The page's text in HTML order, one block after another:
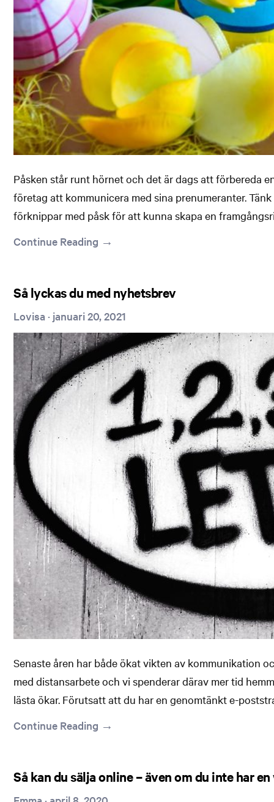
Påsken står runt hörnet och det är dags att förbereda
företag att kommunicera med sina prenumeranter.
förknippar med påsk för att kunna skapa en
Continue Reading →
Så lyckas du med nyhetsbrev
Lovisa · januari 20, 2021
Senaste åren har både ökat vikten av kommunikation
med distansarbete och vi spenderar därav mer tid
lästa ökar. Förutsatt att du har en genomtänkt e-
Continue Reading →
Så kan du sälja online – även om du inte har